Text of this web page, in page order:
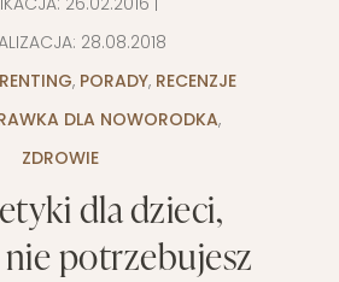
28.08.2018
, PORADY, RECENZJE
DLA NOWORODKA,
ZDROWIE
dla dzieci,
potrzebujesz